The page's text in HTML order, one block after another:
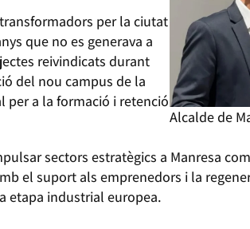
per la ciutat
que no es generava a
reivindicats durant
del nou campus de la
per a la formació i retenció
Alcalde de
sectors estratègics a Manresa
el suport als emprenedors i la
etapa industrial europea.